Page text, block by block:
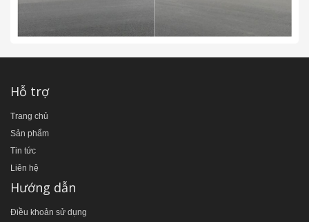
Hỗ trợ
Trang chủ
Sản phẩm
Tin tức
Liên hệ
Hướng dẫn
Điều khoản sử dụng